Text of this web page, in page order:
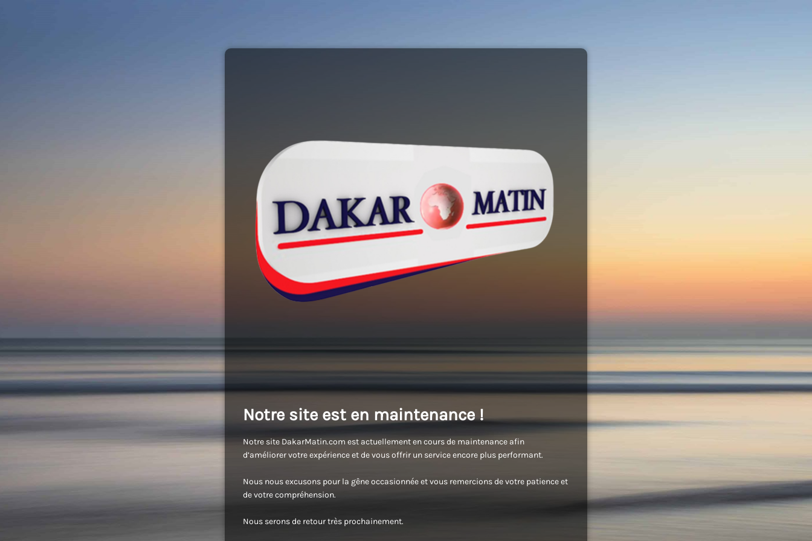
Notre site est en maintenance !
Notre site DakarMatin.com est actuellement en cours de maintenance afin
d’améliorer votre expérience et de vous offrir un service encore plus performant.
Nous nous excusons pour la gêne occasionnée et vous remercions de votre patience et
de votre compréhension.
Nous serons de retour très prochainement.